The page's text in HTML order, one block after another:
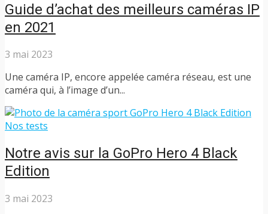
Guide d’achat des meilleurs caméras IP
en 2021
3 mai 2023
Une caméra IP, encore appelée caméra réseau, est une
caméra qui, à l’image d’un...
Nos tests
Notre avis sur la GoPro Hero 4 Black
Edition
3 mai 2023